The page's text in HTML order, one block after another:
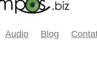
Audio Blog